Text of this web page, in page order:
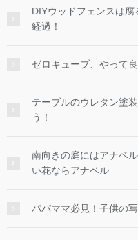
DIYウッドフェンスは
経過！
ゼロキューブ、やって
テーブルのウレタン塗
う！
南向きの庭にはアナベ
い花ならアナベル
パパママ必見！子供の